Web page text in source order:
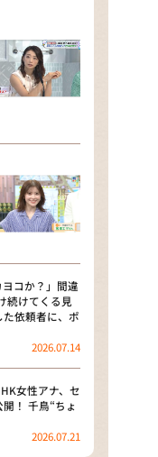
×福井アナ
（news お
うの献立 何
シーズン２
ダ
イブ 正義の
チ～
い！
ヨコか？」間違
続けてくる見
依頼者に、ポ
2026.07.14
女性アナ、セ
！ 千鳥“ちょ
2026.07.21